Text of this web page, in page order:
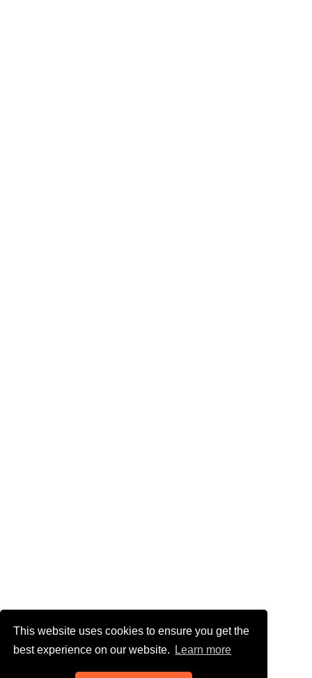
This website uses cookies to ensure you get the
best experience on our website.
Learn more